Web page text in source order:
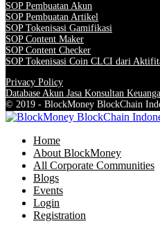
SOP Pembuatan Akun
SOP Pembuatan Artikel
SOP Tokenisasi Gamifikasi
SOP Content Maker
SOP Content Checker
SOP Tokenisasi Coin CLCI dari
Privacy Policy
Database Akun Jasa Konsultan
© 2019 - BlockMoney BlockChain
Home
About BlockMoney
All Corporate Communities
Blogs
Events
Login
Registration